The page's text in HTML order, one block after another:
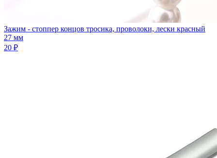
Зажим - стоппер концов тросика, проволоки, лески красный
27 мм
20 ₽